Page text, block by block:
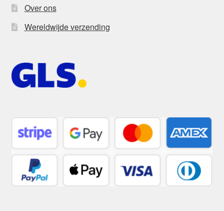
Over ons
Wereldwijde verzending